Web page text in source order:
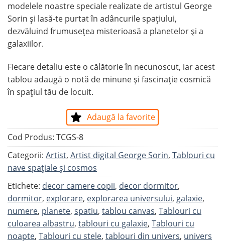
modelele noastre speciale realizate de artistul George
Sorin și lasă-te purtat în adâncurile spațiului,
dezvăluind frumusețea misterioasă a planetelor și a
galaxiilor.
Fiecare detaliu este o călătorie în necunoscut, iar acest
tablou adaugă o notă de minune și fascinație cosmică
în spațiul tău de locuit.
Adaugă la favorite
Cod Produs: TCGS-8
Categorii: Artist, Artist digital George Sorin, Tablouri cu
nave spaţiale şi cosmos
Etichete: decor camere copii, decor dormitor,
dormitor, explorare, explorarea universului, galaxie,
numere, planete, spatiu, tablou canvas, Tablouri cu
culoarea albastru, tablouri cu galaxie, Tablouri cu
noapte, Tablouri cu stele, tablouri din univers, univers